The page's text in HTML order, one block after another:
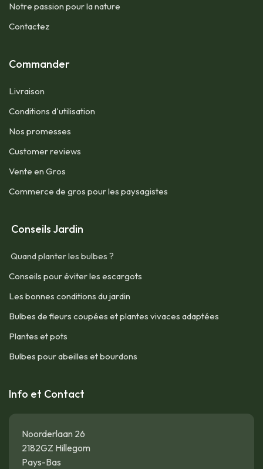
Notre passion pour la nature
Contactez
Commander
Livraison
Conditions d'utilisation​
Nos promesses
Customer reviews
Vente en Gros
Commerce de gros pour les paysagistes
Conseils Jardin
Quand planter les bulbes ?
Conseils pour éviter les escargots
Les bonnes conditions du jardin
Bulbes de fleurs coupées et plantes vivaces adaptées
Plantes et pots
Bulbes pour abeilles et bourdons
Info et Contact
Noorderlaan 26
2182GZ Hillegom
Pays-Bas